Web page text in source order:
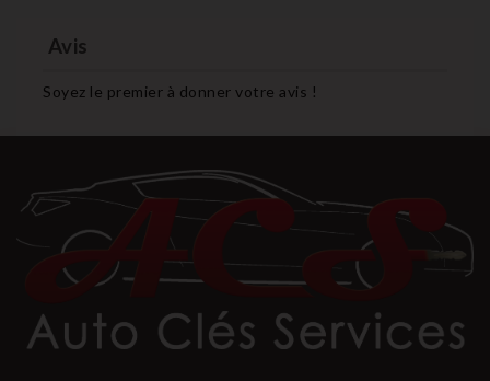
Avis
Soyez le premier à donner votre avis !